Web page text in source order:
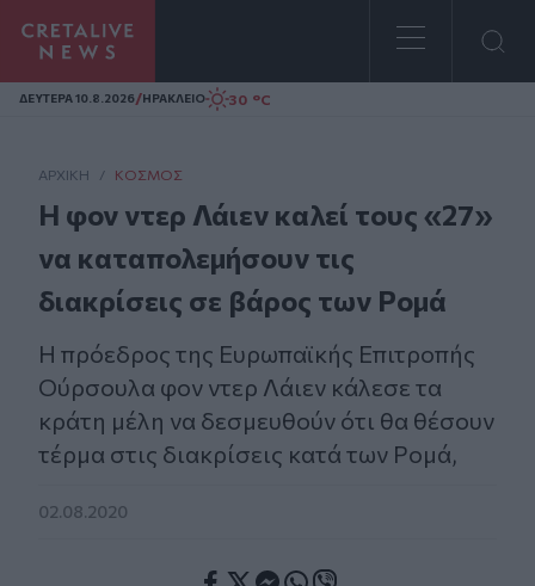
Homepage
ΔΕΥΤΕΡΑ 10.8.2026/ΗΡΑΚΛΕΙΟ 30 °C
ΑΡΧΙΚΗ / ΚΌΣΜΟΣ
Η φον ντερ Λάιεν καλεί τους «27»
να καταπολεμήσουν τις
διακρίσεις σε βάρος των Ρομά
Η πρόεδρος της Ευρωπαϊκής Επιτροπής
Ούρσουλα φον ντερ Λάιεν κάλεσε τα
κράτη μέλη να δεσμευθούν ότι θα θέσουν
τέρμα στις διακρίσεις κατά των Ρομά,
02.08.2020